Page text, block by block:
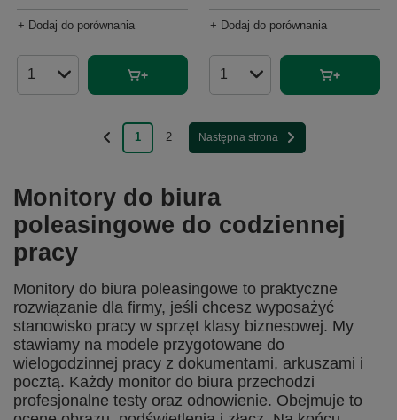
+ Dodaj do porównania
Ilość produktów
+ Dodaj do porównania
Ilość produktów
1 2 Następna strona
Monitory do biura
poleasingowe do codziennej
pracy
Monitory do biura poleasingowe to praktyczne
rozwiązanie dla firmy, jeśli chcesz wyposażyć
stanowisko pracy w sprzęt klasy biznesowej. My
stawiamy na modele przygotowane do
wielogodzinnej pracy z dokumentami, arkuszami i
pocztą. Każdy monitor do biura przechodzi
profesjonalne testy oraz odnowienie. Obejmuje to